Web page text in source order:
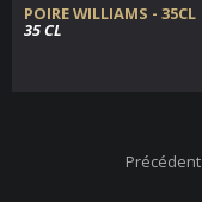
POIRE WILLIAMS - 35CL
35 CL
Précédent